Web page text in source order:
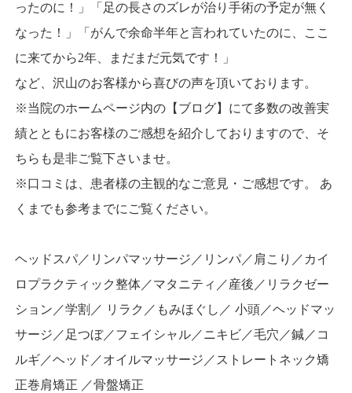
ったのに！」「足の長さのズレが治り手術の予定が無く
なった！」「がんで余命半年と言われていたのに、ここ
に来てから2年、まだまだ元気です！」
など、沢山のお客様から喜びの声を頂いております。
※当院のホームページ内の【ブログ】にて多数の改善実
績とともにお客様のご感想を紹介しておりますので、そ
ちらも是非ご覧下さいませ。
※口コミは、患者様の主観的なご意見・ご感想です。 あ
くまでも参考までにご覧ください。
ヘッドスパ／リンパマッサージ／リンパ／肩こり／カイ
ロプラクティック整体／マタニティ／産後／リラクゼー
ション／学割／ リラク／もみほぐし／ 小頭／ヘッドマッ
サージ／足つぼ／フェイシャル／ニキビ／毛穴／鍼／コ
ルギ／ヘッド／オイルマッサージ／ストレートネック矯
正巻肩矯正 ／骨盤矯正